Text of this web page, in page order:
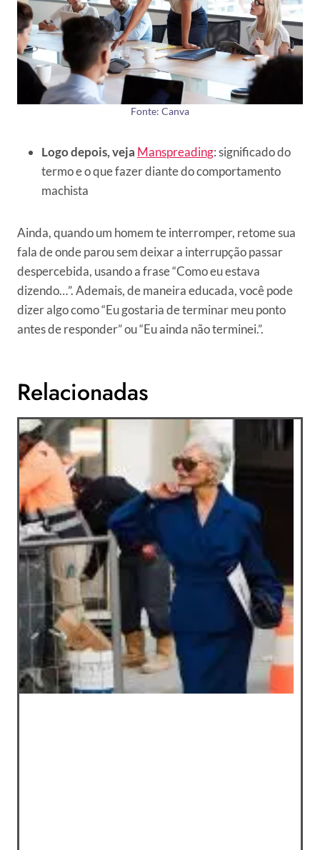
Fonte: Canva
Logo depois, veja Manspreading: significado do
termo e o que fazer diante do comportamento
machista
Ainda, quando um homem te interromper, retome sua
fala de onde parou sem deixar a interrupção passar
despercebida, usando a frase “Como eu estava
dizendo…”. Ademais, de maneira educada, você pode
dizer algo como “Eu gostaria de terminar meu ponto
antes de responder” ou “Eu ainda não terminei.”.
Relacionadas